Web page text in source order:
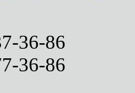
36-86
36-86